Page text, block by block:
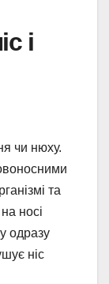
і
чи нюху.
та
носі
одразу
ніс